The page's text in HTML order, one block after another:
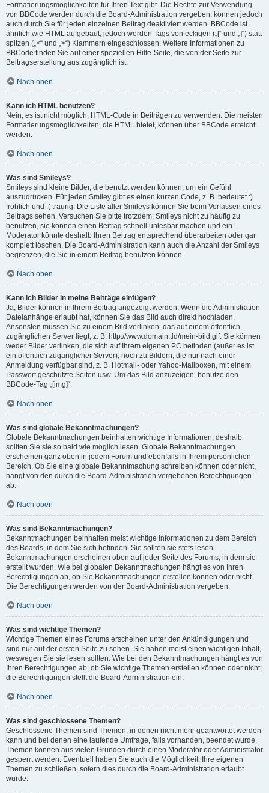
Formatierungsmöglichkeiten für Ihren Text gibt. Die Rechte zur Verwendung
von BBCode werden durch die Board-Administration vergeben, können jedoch
auch durch Sie für jeden einzelnen Beitrag deaktiviert werden. BBCode ist
ähnlich wie HTML aufgebaut, jedoch werden Tags von eckigen („[“ und „]“) statt
spitzen („<“ und „>“) Klammern eingeschlossen. Weitere Informationen zu
BBCode finden Sie auf einer speziellen Hilfe-Seite, die von der Seite zur
Beitragserstellung aus zugänglich ist.
Nach oben
Kann ich HTML benutzen?
Nein, es ist nicht möglich, HTML-Code in Beiträgen zu verwenden. Die meisten
Formatierungsmöglichkeiten, die HTML bietet, können über BBCode erreicht
werden.
Nach oben
Was sind Smileys?
Smileys sind kleine Bilder, die benutzt werden können, um ein Gefühl
auszudrücken. Für jeden Smiley gibt es einen kurzen Code, z. B. bedeutet :)
fröhlich und :( traurig. Die Liste aller Smileys können Sie beim Verfassen eines
Beitrags sehen. Versuchen Sie bitte trotzdem, Smileys nicht zu häufig zu
benutzen, sie können einen Beitrag schnell unlesbar machen und ein
Moderator könnte deshalb Ihren Beitrag entsprechend überarbeiten oder gar
komplett löschen. Die Board-Administration kann auch die Anzahl der Smileys
begrenzen, die Sie in einem Beitrag benutzen können.
Nach oben
Kann ich Bilder in meine Beiträge einfügen?
Ja, Bilder können in Ihrem Beitrag angezeigt werden. Wenn die Administration
Dateianhänge erlaubt hat, können Sie das Bild auch direkt hochladen.
Ansonsten müssen Sie zu einem Bild verlinken, das auf einem öffentlich
zugänglichen Server liegt, z. B. http://www.domain.tld/mein-bild.gif. Sie können
weder Bilder verlinken, die sich auf Ihrem eigenen PC befinden (außer es ist
ein öffentlich zugänglicher Server), noch zu Bildern, die nur nach einer
Anmeldung verfügbar sind, z. B. Hotmail- oder Yahoo-Mailboxen, mit einem
Passwort geschützte Seiten usw. Um das Bild anzuzeigen, benutze den
BBCode-Tag „[img]“.
Nach oben
Was sind globale Bekanntmachungen?
Globale Bekanntmachungen beinhalten wichtige Informationen, deshalb
sollten Sie sie so bald wie möglich lesen. Globale Bekanntmachungen
erscheinen ganz oben in jedem Forum und ebenfalls in Ihrem persönlichen
Bereich. Ob Sie eine globale Bekanntmachung schreiben können oder nicht,
hängt von den durch die Board-Administration vergebenen Berechtigungen
ab.
Nach oben
Was sind Bekanntmachungen?
Bekanntmachungen beinhalten meist wichtige Informationen zu dem Bereich
des Boards, in dem Sie sich befinden. Sie sollten sie stets lesen.
Bekanntmachungen erscheinen oben auf jeder Seite des Forums, in dem sie
erstellt wurden. Wie bei globalen Bekanntmachungen hängt es von Ihren
Berechtigungen ab, ob Sie Bekanntmachungen erstellen können oder nicht.
Die Berechtigungen werden von der Board-Administration vergeben.
Nach oben
Was sind wichtige Themen?
Wichtige Themen eines Forums erscheinen unter den Ankündigungen und
sind nur auf der ersten Seite zu sehen. Sie haben meist einen wichtigen Inhalt,
weswegen Sie sie lesen sollten. Wie bei den Bekanntmachungen hängt es von
Ihren Berechtigungen ab, ob Sie wichtige Themen erstellen können oder nicht;
die Berechtigungen stellt die Board-Administration ein.
Nach oben
Was sind geschlossene Themen?
Geschlossene Themen sind Themen, in denen nicht mehr geantwortet werden
kann und bei denen eine laufende Umfrage, falls vorhanden, beendet wurde.
Themen können aus vielen Gründen durch einen Moderator oder Administrator
gesperrt werden. Eventuell haben Sie auch die Möglichkeit, Ihre eigenen
Themen zu schließen, sofern dies durch die Board-Administration erlaubt
wurde.